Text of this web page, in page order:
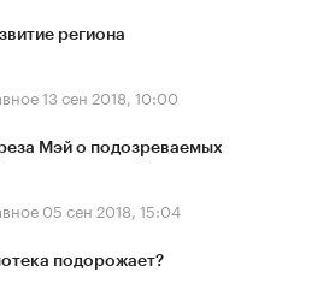
региона
13 сен 2018, 10:00
Мэй о подозреваемых
05 сен 2018, 15:04
подорожает?